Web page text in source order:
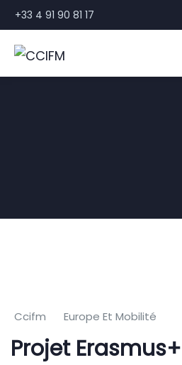
+33 4 91 90 81 17
Ccifm Europe Et Mobilité
Projet